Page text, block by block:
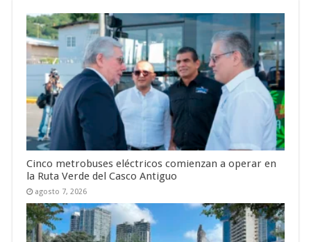
Cinco metrobuses eléctricos comienzan a operar en
la Ruta Verde del Casco Antiguo
agosto 7, 2026